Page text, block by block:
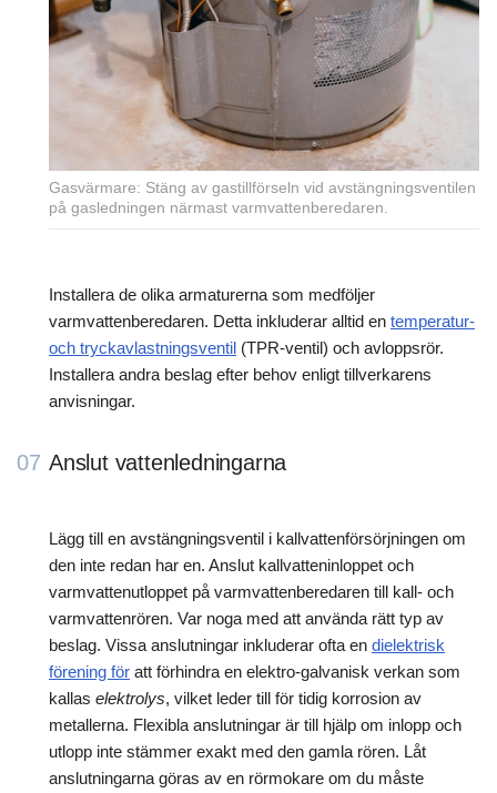
Gasvärmare: Stäng av gastillförseln vid avstängningsventilen
på gasledningen närmast varmvattenberedaren.
Installera de olika armaturerna som medföljer
varmvattenberedaren. Detta inkluderar alltid en temperatur-
och tryckavlastningsventil (TPR-ventil) och avloppsrör.
Installera andra beslag efter behov enligt tillverkarens
anvisningar.
07 Anslut vattenledningarna
Lägg till en avstängningsventil i kallvattenförsörjningen om
den inte redan har en. Anslut kallvatteninloppet och
varmvattenutloppet på varmvattenberedaren till kall- och
varmvattenrören. Var noga med att använda rätt typ av
beslag. Vissa anslutningar inkluderar ofta en dielektrisk
förening för att förhindra en elektro-galvanisk verkan som
kallas elektrolys, vilket leder till för tidig korrosion av
metallerna. Flexibla anslutningar är till hjälp om inlopp och
utlopp inte stämmer exakt med den gamla rören. Låt
anslutningarna göras av en rörmokare om du måste